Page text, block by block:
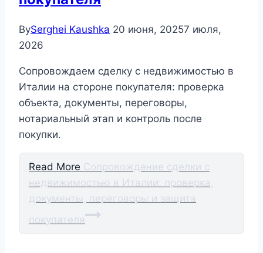
BySerghei Kaushka 20 июня, 20257 июля,
2026
Сопровождаем сделку с недвижимостью в
Италии на стороне покупателя: проверка
объекта, документы, переговоры,
нотариальный этап и контроль после
покупки.
Read More Сопровождение сделки с
недвижимостью в Италии: проверка,
документы, переговоры и защита
покупателя